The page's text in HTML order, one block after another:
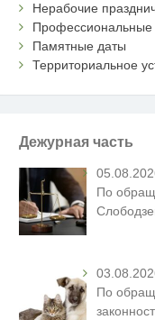
Нерабочие
Профессиональные
Памятные даты
Территориальное
Дежурная часть
По
По